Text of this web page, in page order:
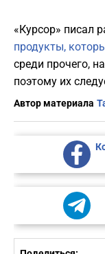
«Курсор» писал
продукты,
среди прочего,
поэтому их
Автор материала